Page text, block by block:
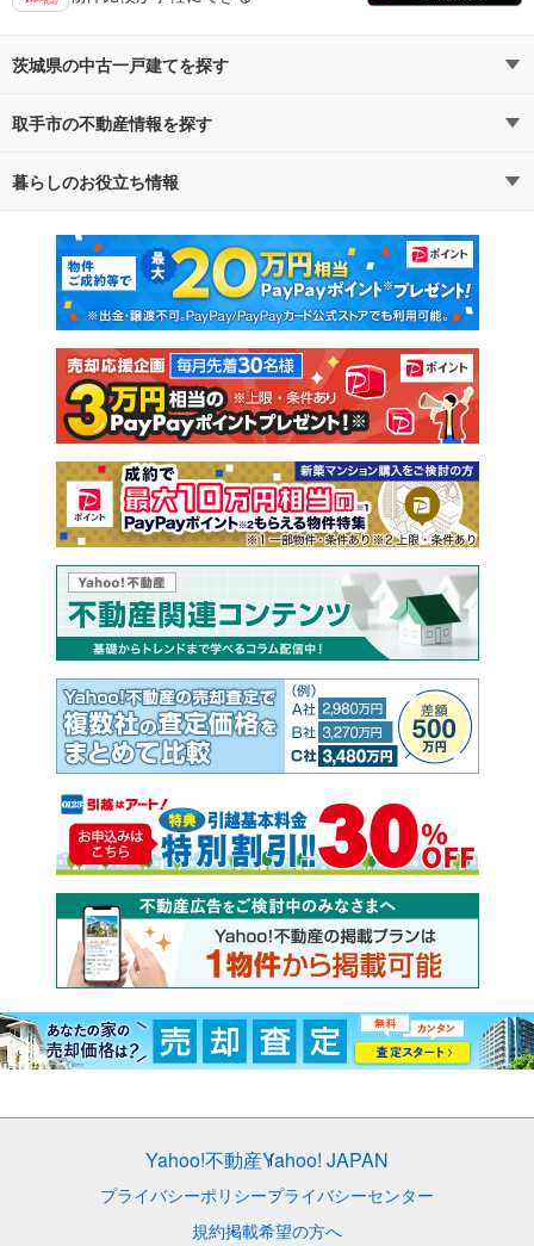
茨城県の中古一戸建てを探す
路線・駅から探す
通勤・通学時間から探す
取手市の不動産情報を探す
不動産・住宅
新築マンション 中古マンション
新築一戸建て 中古一戸建て
注文住宅 土地
売却査定
暮らしのお役立ち情報
マンションカタログ 教えて！住まいの先生
Yahoo!不動産Yahoo! JAPAN
プライバシーポリシープライバシーセンター
規約掲載希望の方へ